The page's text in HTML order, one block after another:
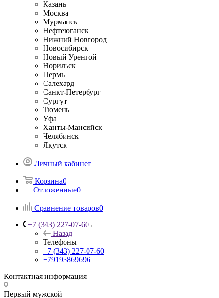
Казань
Москва
Мурманск
Нефтеюганск
Нижний Новгород
Новосибирск
Новый Уренгой
Норильск
Пермь
Салехард
Санкт-Петербург
Сургут
Тюмень
Уфа
Ханты-Мансийск
Челябинск
Якутск
Личный кабинет
Корзина0
Отложенные0
Сравнение товаров0
+7 (343) 227-07-60
Назад
Телефоны
+7 (343) 227-07-60
+79193869696
Контактная информация
Первый мужской